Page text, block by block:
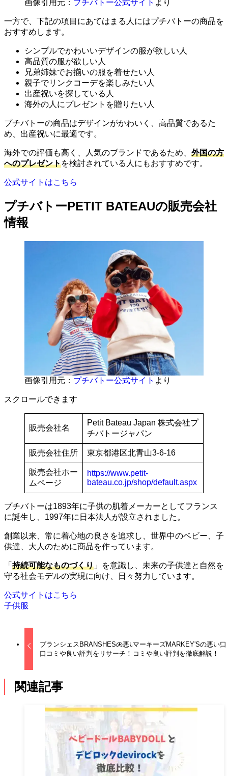
画像引用元： プチバトー公式サイト より
一方で、下記の項目にあてはまる人にはプチバトーの商品を
おすすめします。
シンプルでかわいいデザインの服が欲しい人
高品質の服が欲しい人
兄弟姉妹でお揃いの服を着せたい人
親子でリンクコーデを楽しみたい人
出産祝いを探している人
海外の人にプレゼントを贈りたい人
プチバトーの商品はデザインがかわいく、高品質であるた
め、出産祝いに最適です。
海外での評価も高く、人気のブランドであるため、 外国の方
へのプレゼントを検討されている人にもおすすめです。
公式サイトはこちら
プチバトーPETIT BATEAUの販売会社
情報
画像引用元： プチバトー公式サイト より
スクロールできます
販売会社名
Petit Bateau Japan 株式会社プ
チバトージャパン
販売会社住所 東京都港区北青山3-6-16
販売会社ホー
ムページ
https://www.petit-
bateau.co.jp/shop/default.aspx
プチバトーは1893年に子供の肌着メーカーとしてフランス
に誕生し、1997年に日本法人が設立されました。
創業以来、常に着心地の良さを追求し、世界中のベビー、子
供達、大人のために商品を作っています。
「 持続可能なものづくり 」を意識し、未来の子供達と自然を
守る社会モデルの実現に向け、日々努力しています。
公式サイトはこちら
子供服
ブランシェスBRANSHESの悪い
口コミや良い評判をリサーチ！
マーキーズMARKEY'Sの悪い口
コミや良い評判を徹底解説！
関連記事